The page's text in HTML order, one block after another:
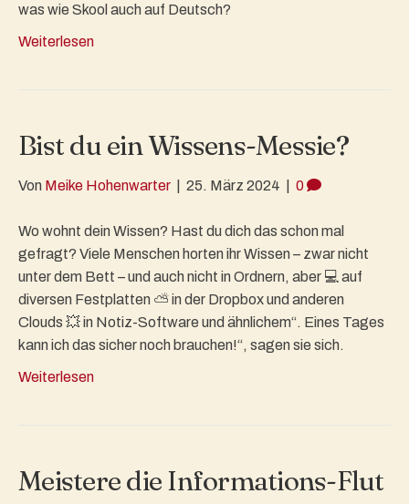
was wie Skool auch auf Deutsch?
Weiterlesen
Bist du ein Wissens-Messie?
Von Meike Hohenwarter 25. März 2024 0
Wo wohnt dein Wissen? Hast du dich das schon mal
gefragt? Viele Menschen horten ihr Wissen – zwar nicht
unter dem Bett – und auch nicht in Ordnern, aber 💻 auf
diversen Festplatten ⛅​ in der Dropbox und anderen
Clouds 💥 in Notiz-Software und ähnlichem“. Eines Tages
kann ich das sicher noch brauchen!“, sagen sie sich.
Weiterlesen
Meistere die Informations-Flut